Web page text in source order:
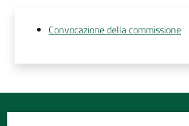
Convocazione della commissione